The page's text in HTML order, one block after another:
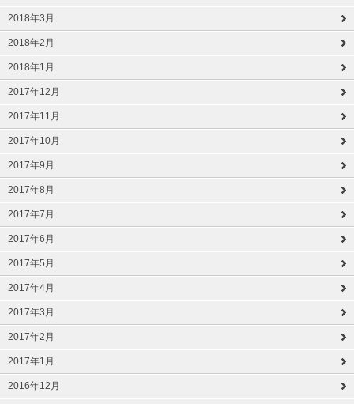
2018年3月
2018年2月
2018年1月
2017年12月
2017年11月
2017年10月
2017年9月
2017年8月
2017年7月
2017年6月
2017年5月
2017年4月
2017年3月
2017年2月
2017年1月
2016年12月